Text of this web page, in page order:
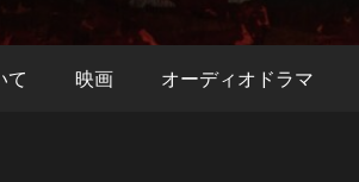
て 映画 オーディオドラマ